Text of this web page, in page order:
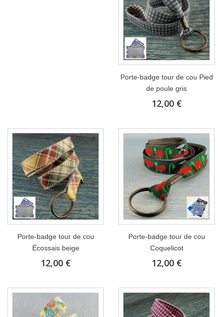
Porte-badge tour de cou Pied
de poule gris
12,00 €
Porte-badge tour de cou
Écossais beige
12,00 €
Porte-badge tour de cou
Coquelicot
12,00 €